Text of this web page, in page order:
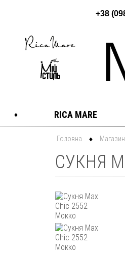
+38
RICA MARE
Головна Магазин
СУКНЯ